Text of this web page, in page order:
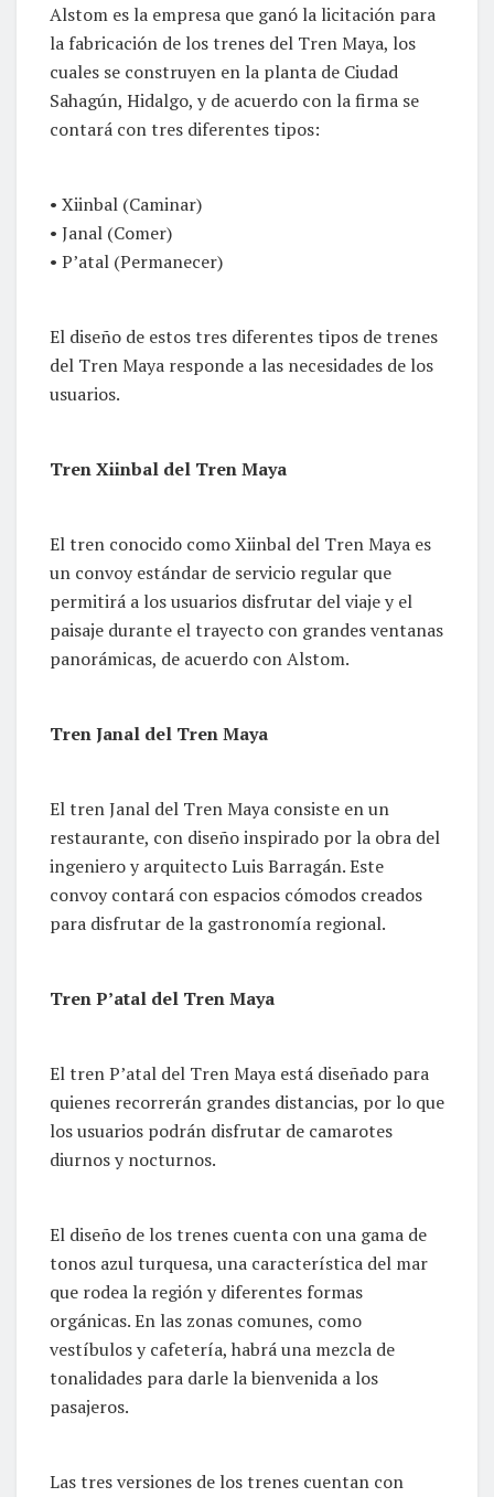
Alstom es la empresa que ganó la licitación para
la fabricación de los trenes del Tren Maya, los
cuales se construyen en la planta de Ciudad
Sahagún, Hidalgo, y de acuerdo con la firma se
contará con tres diferentes tipos:
• Xiinbal (Caminar)
• Janal (Comer)
• P’atal (Permanecer)
El diseño de estos tres diferentes tipos de trenes
del Tren Maya responde a las necesidades de los
usuarios.
Tren Xiinbal del Tren Maya
El tren conocido como Xiinbal del Tren Maya es
un convoy estándar de servicio regular que
permitirá a los usuarios disfrutar del viaje y el
paisaje durante el trayecto con grandes ventanas
panorámicas, de acuerdo con Alstom.
Tren Janal del Tren Maya
El tren Janal del Tren Maya consiste en un
restaurante, con diseño inspirado por la obra del
ingeniero y arquitecto Luis Barragán. Este
convoy contará con espacios cómodos creados
para disfrutar de la gastronomía regional.
Tren P’atal del Tren Maya
El tren P’atal del Tren Maya está diseñado para
quienes recorrerán grandes distancias, por lo que
los usuarios podrán disfrutar de camarotes
diurnos y nocturnos.
El diseño de los trenes cuenta con una gama de
tonos azul turquesa, una característica del mar
que rodea la región y diferentes formas
orgánicas. En las zonas comunes, como
vestíbulos y cafetería, habrá una mezcla de
tonalidades para darle la bienvenida a los
pasajeros.
Las tres versiones de los trenes cuentan con